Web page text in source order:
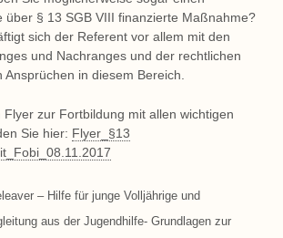
über § 13 SGB VIII finanzierte Maßnahme?
sich der Referent vor allem mit den
und Nachranges und der rechtlichen
Ansprüchen in diesem Bereich.
Flyer zur Fortbildung mit allen wichtigen
Sie hier: Flyer_§13
– Hilfe für junge Volljährige und
aus der Jugendhilfe- Grundlagen zur